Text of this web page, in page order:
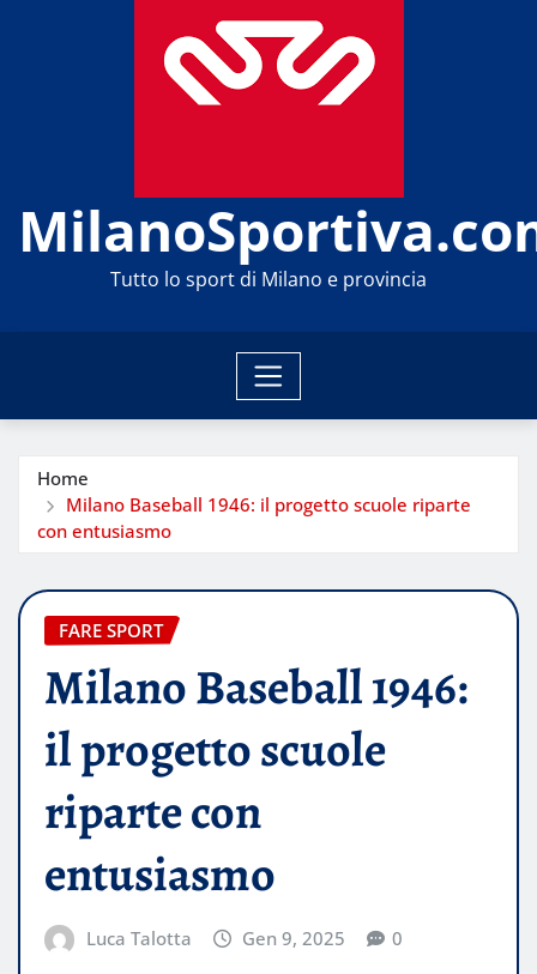
Tutto lo sport di Milano e provincia
Home
Milano Baseball 1946: il progetto scuole riparte
con entusiasmo
FARE SPORT
Milano Baseball 1946:
il progetto scuole
riparte con
entusiasmo
Luca Talotta Gen 9, 2025 0